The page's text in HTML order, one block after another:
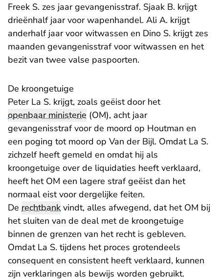
Freek S. zes jaar gevangenisstraf. Sjaak B. krijgt
drieënhalf jaar voor wapenhandel. Ali A. krijgt
anderhalf jaar voor witwassen en Dino S. krijgt zes
maanden gevangenisstraf voor witwassen en het
bezit van twee valse paspoorten.
De kroongetuige
Peter La S. krijgt, zoals geëist door het
openbaar ministerie (OM), acht jaar
gevangenisstraf voor de moord op Houtman en
een poging tot moord op Van der Bijl. Omdat La S.
zichzelf heeft gemeld en omdat hij als
kroongetuige over de liquidaties heeft verklaard,
heeft het OM een lagere straf geëist dan het
normaal eist voor dergelijke feiten.
De rechtbank vindt, alles afwegend, dat het OM bij
het sluiten van de deal met de kroongetuige
binnen de grenzen van het recht is gebleven.
Omdat La S. tijdens het proces grotendeels
consequent en consistent heeft verklaard, kunnen
zijn verklaringen als bewijs worden gebruikt.